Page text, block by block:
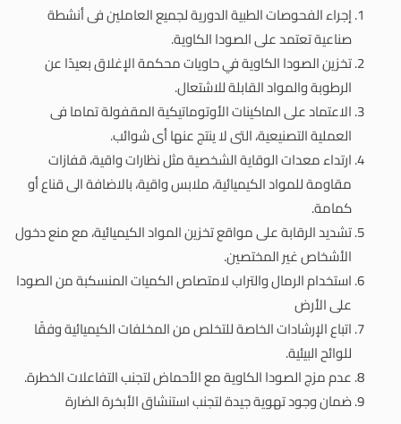
إجراء الفحوصات الطبية الدورية لجميع العاملين فى أنشطة
صناعية تعتمد على الصودا الكاوية.
تخزين الصودا الكاوية في حاويات محكمة الإغلاق بعيدًا عن
الرطوبة والمواد القابلة للاشتعال.
الاعتماد على الماكينات الأوتوماتيكية المقفولة تماما فى
العملية التصنيعية، التى لا ينتج عنها أى شوائب.
ارتداء معدات الوقاية الشخصية مثل نظارات واقية، قفازات
مقاومة للمواد الكيميائية، ملابس واقية، بالاضافة الى قناع أو
كمامة.
تشديد الرقابة على مواقع تخزين المواد الكيميائية، مع منع دخول
الأشخاص غير المختصين.
استخدام الرمال والتراب لامتصاص الكميات المنسكبة من الصودا
على الأرض
اتباع الإرشادات الخاصة للتخلص من المخلفات الكيميائية وفقًا
للوائح البيئية.
عدم مزج الصودا الكاوية مع الأحماض لتجنب التفاعلات الخطرة.
ضمان وجود تهوية جيدة لتجنب استنشاق الأبخرة الضارة